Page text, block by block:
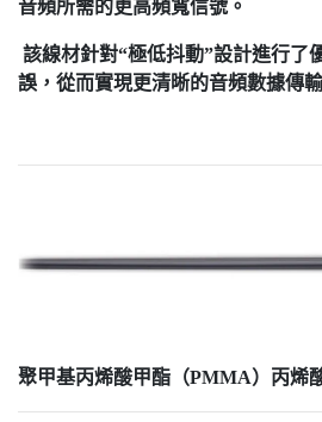
音頻所需的更高頻寬信號。
該線材針對“極低抖動”設計進行了
誤，從而實現更清晰的音頻數據傳輸
聚甲基丙烯酸甲酯（PMMA）丙烯